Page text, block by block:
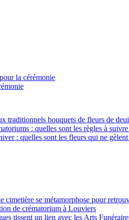
la cérémonie
traditionnels bouquets de fleurs de
: quelles sont les règles à
: quelles sont les fleurs qui ne gèlent
cimetière se métamorphose pour
de crématorium à Louviers
tissent un lien avec les Arts